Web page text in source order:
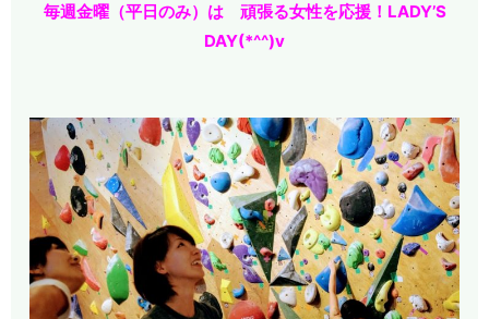
毎週金曜（平日のみ）は 頑張る女性を応援！LADY’S
DAY(*^^)v